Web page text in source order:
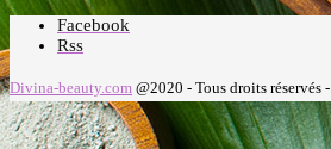
Facebook
Rss
Divina-beauty.com @2020 - Tous droits réservés -